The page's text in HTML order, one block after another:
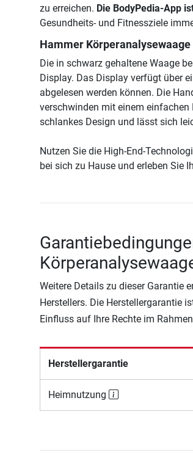
zu erreichen. Die BodyPedia-App
Gesundheits- und Fitnessziele
Hammer Körperanalysewaage
Die in schwarz gehaltene Waage
Display. Das Display verfügt über
abgelesen werden können. Die
verschwinden mit einem einfachen
schlankes Design und lässt sich
Nutzen Sie die High-End-
bei sich zu Hause und erleben Sie
Weitere Details zu dieser Garantie
Herstellers. Die Herstellergarantie
Einfluss auf Ihre Rechte im
Herstellergarantie
Heimnutzung